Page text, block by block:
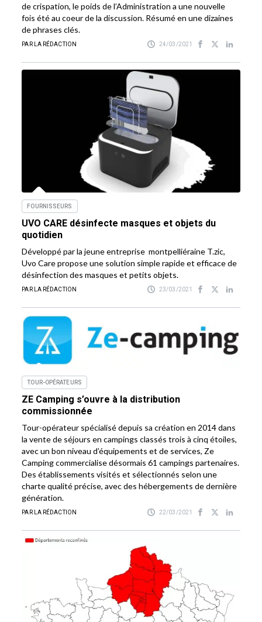
de crispation, le poids de l’Administration a une nouvelle
fois été au coeur de la discussion. Résumé en une dizaines
de phrases clés.
PAR LA RÉDACTION 24/03/2021
FOURNISSEURS
UVO CARE désinfecte masques et objets du
quotidien
Développé par la jeune entreprise montpelliéraine T.zic,
Uvo Care propose une solution simple rapide et efficace de
désinfection des masques et petits objets.
PAR LA RÉDACTION 23/03/2021
TOUR-OPÉRATEURS
ZE Camping s’ouvre à la distribution
commissionnée
Tour-opérateur spécialisé depuis sa création en 2014 dans
la vente de séjours en campings classés trois à cinq étoiles,
avec un bon niveau d’équipements et de services, Ze
Camping commercialise désormais 61 campings partenaires.
Des établissements visités et sélectionnés selon une
charte qualité précise, avec des hébergements de dernière
génération.
PAR LA RÉDACTION 22/03/2021